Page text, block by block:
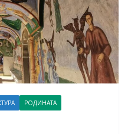
РОДИНАТА